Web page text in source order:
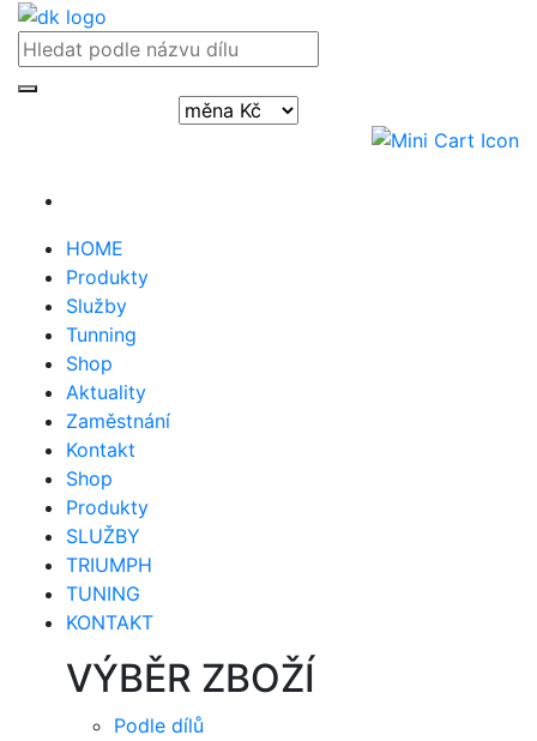
HOME
Produkty
Služby
Tunning
Shop
Aktuality
Zaměstnání
Kontakt
Shop
Produkty
SLUŽBY
TRIUMPH
TUNING
KONTAKT
VÝBĚR ZBOŽÍ
Podle dílů